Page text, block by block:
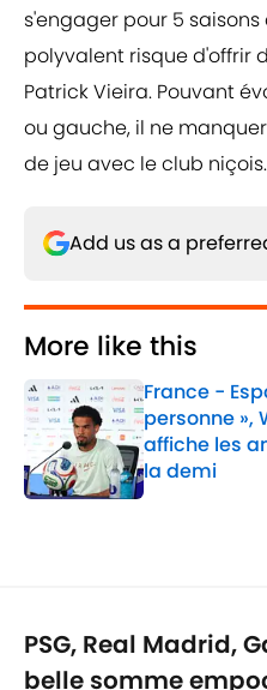
s'engager pour 5
polyvalent risque d'offrir
Patrick Vieira. Pouvant
ou gauche, il ne
de jeu avec le club niçois.
Add us as a
More like this
France -
personne »,
affiche les
la demi
Published by
PSG, Real Madrid,
belle somme